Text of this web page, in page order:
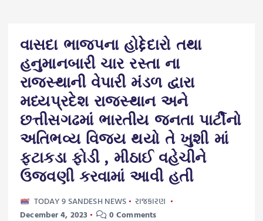
વાસદા ભાજપના હોદ્દેદારો તથા
હનુમાનબારી ચાર રસ્તા ના
રાજસ્થાની વેપારી મંડળ દ્વારા
મધ્યપ્રદેશ રાજસ્થાન અને
છત્તીસગઢમાં ભારતીય જનતા પાર્ટીનો
અતિભવ્ય વિજય થયો તે ખુશી માં
ફટાકડા ફોડી , મીઠાઈ વહેચીને
ઉજવણી કરવામાં આવી હતી
TODAY 9 SANDESH NEWS
રાજકારણ
December 4, 2023
0 Comments